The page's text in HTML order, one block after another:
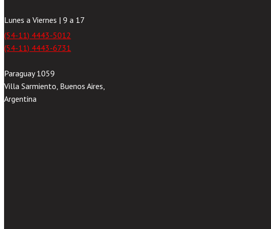
Lunes a Viernes | 9 a 17
(54-11) 4443-5012
(54-11) 4443-6731
Paraguay 1059
Villa Sarmiento, Buenos Aires,
Argentina